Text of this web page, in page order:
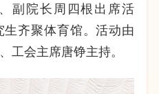
副院长周四根出席活
齐聚体育馆。活动由
工会主席唐铮主持。